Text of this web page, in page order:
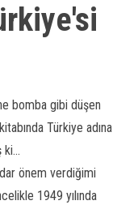
bomba gibi düşen
Türkiye adına
önem verdiğimi
1949 yılında